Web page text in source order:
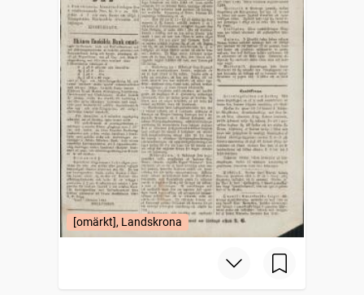
[omärkt], Landskrona